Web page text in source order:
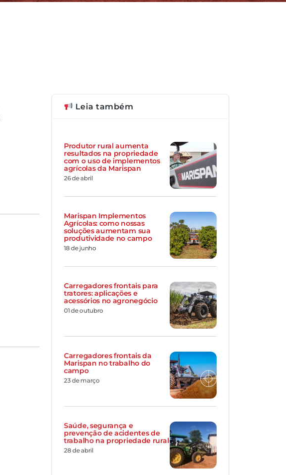
Leia também
Produtor rural aumenta
resultados na propriedade
com o uso de implementos
agrícolas da Marispan
26 de abril
Marispan Implementos
Agrícolas: como nossas
soluções aumentam sua
produtividade no campo
18 de junho
Carregadores frontais para
tratores: aplicações e
acessórios no agronegócio
01 de outubro
Carregadores frontais da
Marispan no trabalho do
campo
23 de março
Saúde, segurança e
prevenção de acidentes de
trabalho na propriedade rural
28 de abril